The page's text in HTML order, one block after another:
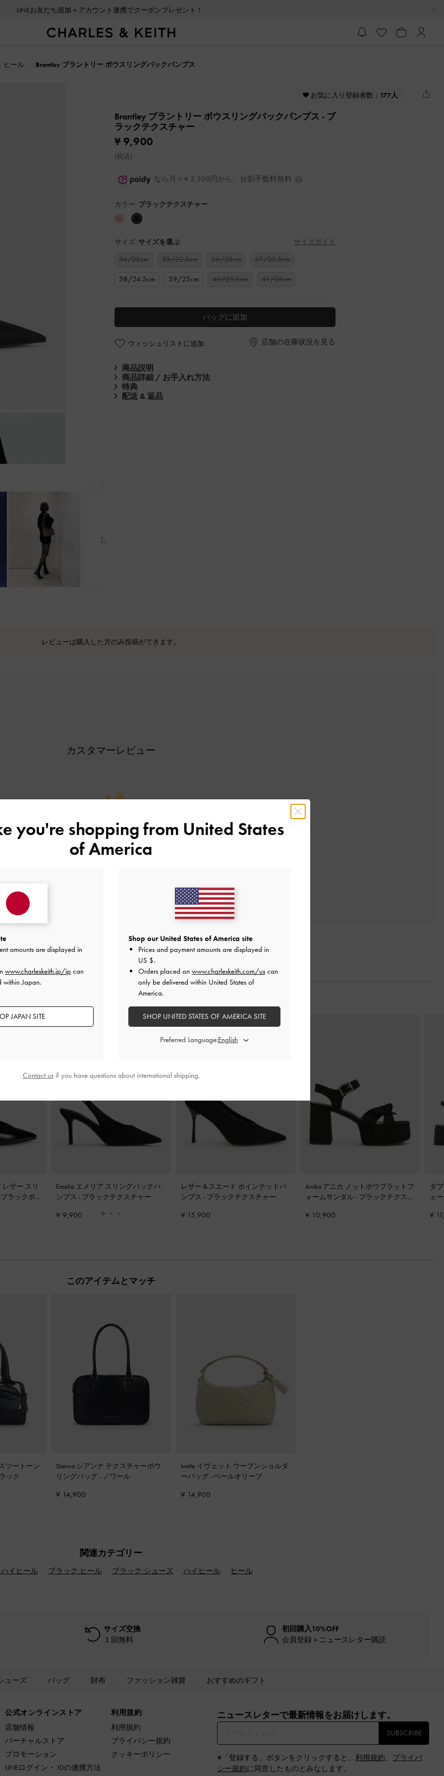
LINEお友だち追加＋アカウント連携でクーポンプレゼント！
ヒール Brantley ブラントリー ボウスリングバックパンプス
♥ お気に入り登録者数： 177人
Brantley ブラントリー ボウスリングバックパンプス - ブ
ラックテクスチャー
¥ 9,900
(税込)
なら月々¥ 3,300円から。分割手数料無料
カラー: ブラックテクスチャー
サイズ: サイズを選ぶ サイズガイド
34/22cm 35/22.5cm 36/23cm
37/23.5cm
38/24.5cm
39/25cm 40/25.5cm 41/26cm
バッグに追加
ウィッシュリストに追加 店舗の在庫状況を見る
商品説明
商品詳細 / お手入れ方法
特典
配送 & 返品
もっと見る
レビューは購入した方のみ投稿ができます。
カスタマーレビュー
ご感想をお聞かせください
Let us know what you think
レザー スリ
ブラックボ
Emelia エメリア スリングバックパ
ンプス - ブラックテクスチャー
¥ 9,900
レザー＆スエード ポインテッドパ
ンプス - ブラックテクスチャー
¥ 15,900
Anika アニカ ノットボウプラットフ
ォームサンダル - ブラックテクスチ
¥ 10,900
ダ
ェ
¥
このアイテムとマッチ
ツートーン
ック
Sianna シアンナ テクスチャーボウ
リングバッグ - ノワール
¥ 14,900
Ivette イヴェット ウーブンショルダ
ーバッグ -ペールオリーブ
¥ 14,900
関連カテゴリー
イヒール ブラック ヒール ブラック シューズ ハイヒール ヒール
サイズ交換
１回無料
初回購入10%OFF
会員登録＋ニュースレター購読
ューズ バッグ 財布 ファッション雑貨 おすすめのギフト
公式オンラインストア
店舗情報
バーチャルストア
プロモーション
LINEログイン・ IDの連携方法
利用規約
利用規約
プライバシー規約
クッキーポリシー
ニュースレターで最新情報をお届けします。​
SUBSCRIBE
※「登録する」ボタンをクリックすると、 利用規約、 プライバ
シー規約に同意したものとみなします。
you're shopping from United States
of America
amounts are displayed in
www.charleskeith.jp/jp can
within Japan.
JAPAN SITE
Shop our United States of America site
Prices and payment amounts are displayed in
US $.
Orders placed on www.charleskeith.com/us can
only be delivered within United States of
America.
SHOP UNITED STATES OF AMERICA SITE
Preferred Language:
Contact usif you have questions about international shipping.